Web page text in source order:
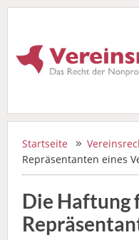
Startseite
Repräsentanten eines
Die Haftung